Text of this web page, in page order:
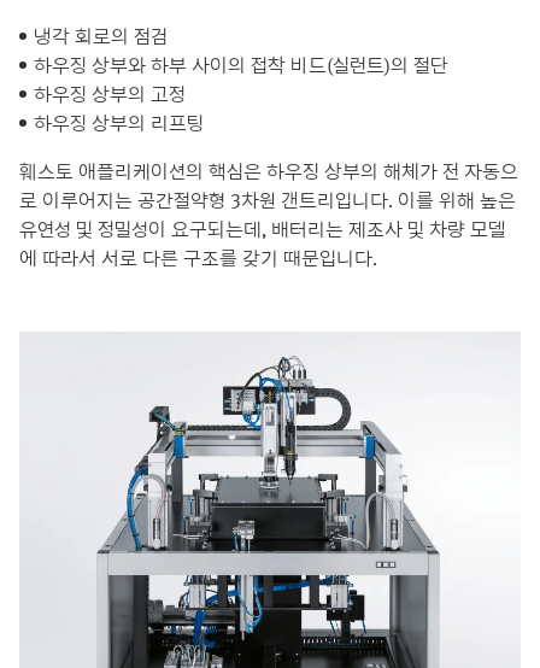
냉각 회로의 점검
하우징 상부와 하부 사이의 접착 비드(실런트)의 절단
하우징 상부의 고정
하우징 상부의 리프팅
훼스토 애플리케이션의 핵심은 하우징 상부의 해체가 전 자동으
로 이루어지는 공간절약형 3차원 갠트리입니다. 이를 위해 높은
유연성 및 정밀성이 요구되는데, 배터리는 제조사 및 차량 모델
에 따라서 서로 다른 구조를 갖기 때문입니다.